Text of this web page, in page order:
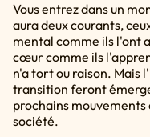
Vous entrez dans un
aura deux courants,
mental comme ils l'ont
cœur comme ils
n'a tort ou raison. Mais
transition feront
prochains mouvements
société.